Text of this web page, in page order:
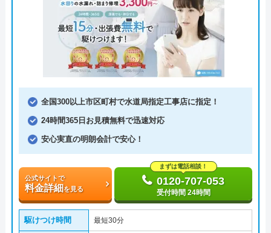
全国300以上市区町村で水道局指定工事店に指定！
24時間365日お見積無料で迅速対応
安心実直の明朗会計で安心！
公式サイトで
料金詳細を見る
まずは電話相談！
0120-707-053
受付時間 24時間
駆けつけ時間 最短30分